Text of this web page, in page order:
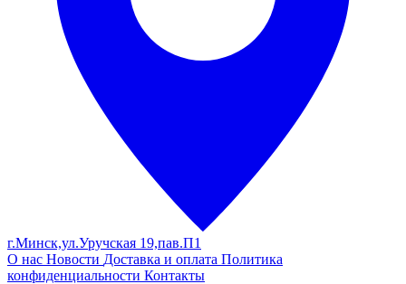
г.Минск,ул.Уручская 19,пав.П1
О нас Новости Доставка и оплата Политика
конфиденциальности Контакты